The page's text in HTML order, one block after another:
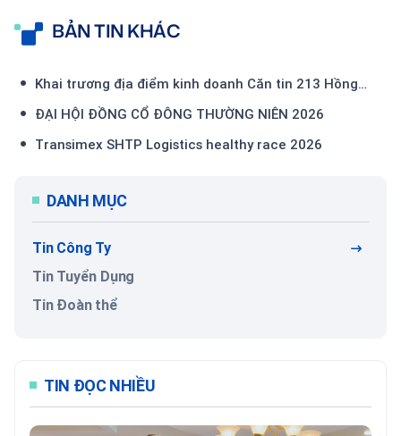
BẢN TIN KHÁC
Khai trương địa điểm kinh doanh Căn tin 213 Hồng
ĐẠI HỘI ĐỒNG CỔ ĐÔNG THƯỜNG NIÊN 2026
Transimex SHTP Logistics healthy race 2026
DANH MỤC
Tin Công Ty
Tin Tuyển Dụng
Tin Đoàn thể
TIN ĐỌC NHIỀU